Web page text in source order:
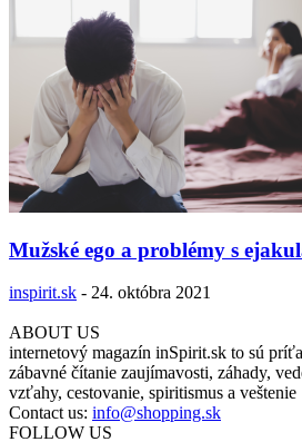
Mužské ego a problémy s
inspirit.sk - 24. októbra 2021
ABOUT US
internetový magazín inSpirit.sk to sú
zábavné čítanie zaujímavosti, záhady,
vzťahy, cestovanie, spiritismus a veštenie
Contact us: info@shopping.sk
FOLLOW US